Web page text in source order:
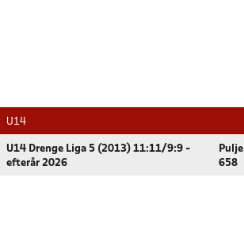
U14
U14 Drenge Liga 5 (2013) 11:11/9:9 -
efterår 2026
Pulje
658